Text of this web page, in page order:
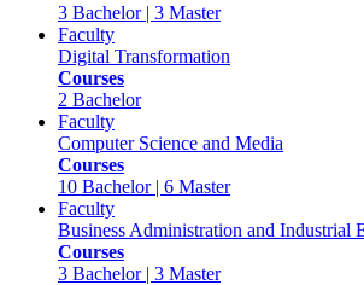
3 Bachelor | 3 Master
Faculty
Digital Transformation
Courses
2 Bachelor
Faculty
Computer Science and Media
Courses
10 Bachelor | 6 Master
Faculty
Business Administration and Industrial
Courses
3 Bachelor | 3 Master